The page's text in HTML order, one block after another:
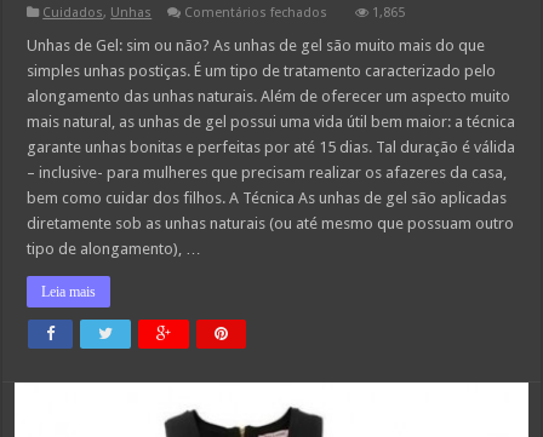
Cuidados, Unhas Comentários fechados
de
Sim
ou
Não?
1,865
Unhas de Gel: sim ou não? As unhas de gel são muito mais do que
simples unhas postiças. É um tipo de tratamento caracterizado pelo
alongamento das unhas naturais. Além de oferecer um aspecto muito
mais natural, as unhas de gel possui uma vida útil bem maior: a técnica
garante unhas bonitas e perfeitas por até 15 dias. Tal duração é válida
– inclusive- para mulheres que precisam realizar os afazeres da casa,
bem como cuidar dos filhos. A Técnica As unhas de gel são aplicadas
diretamente sob as unhas naturais (ou até mesmo que possuam outro
tipo de alongamento), …
Leia mais